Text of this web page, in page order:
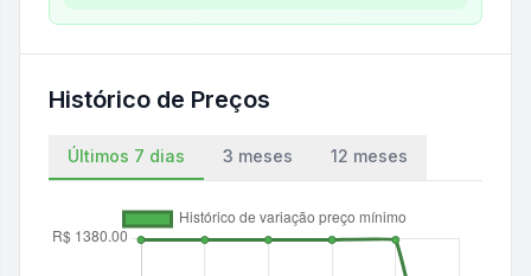
Histórico de Preços
Últimos 7 dias 3 meses 12 meses